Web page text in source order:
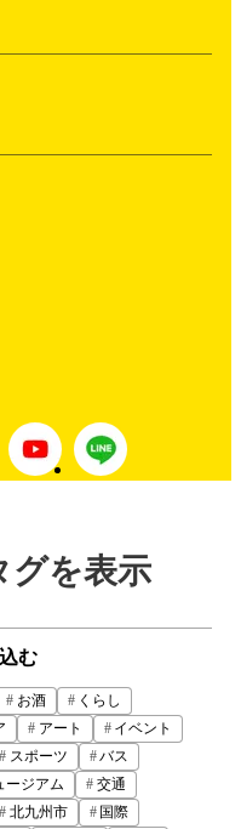
グを表示
む
お酒
くらし
アート
イベント
スポーツ
バス
ージアム
交通
北九州市
国際